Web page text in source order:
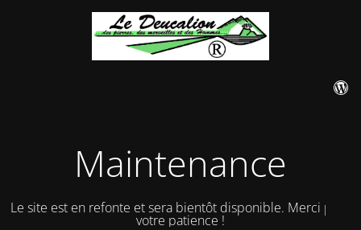
Maintenance
Le site est en refonte et sera bientôt disponible. Merci pour
votre patience !